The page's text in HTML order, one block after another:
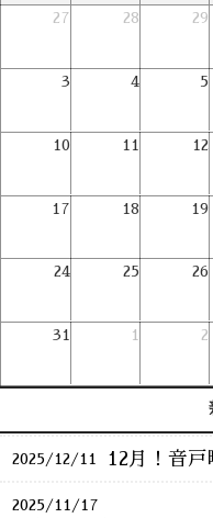
27
28 29
3 4 5
10 11 12
17 18 19
24 25 26
31 1 2
2025/12/11 12月！音戸
2025/11/17